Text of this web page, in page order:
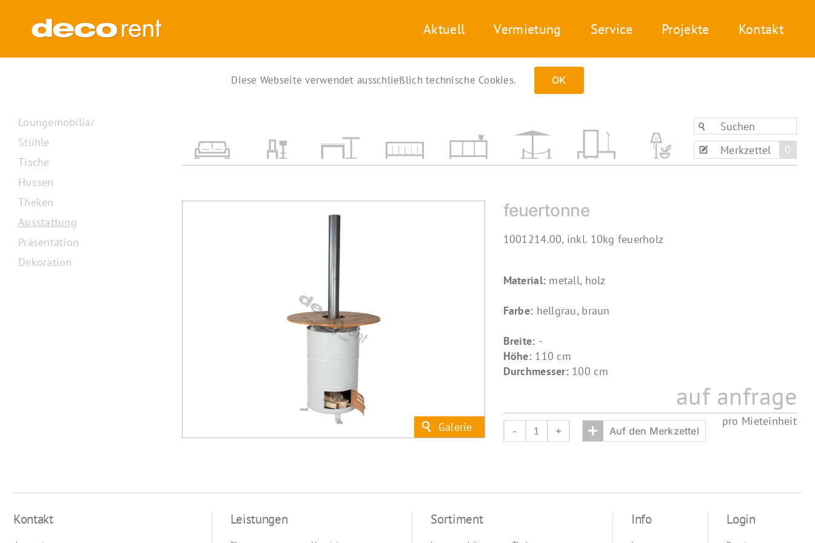
springen
Aktuell Vermietung Service Projekte Kontakt
Merkzettel 0
feuertonne
1001214.00, inkl. 10kg feuerholz
Material: metall, holz
Farbe: hellgrau, braun
Breite: -
Höhe: 110 cm
Durchmesser: 100 cm
auf anfrage
pro Mieteinheit
feuertonne + Auf den Merkzettel
Loungemobiliar
Stühle
Tische
Hussen
Theken
Ausstattung
Präsentation
Dekoration
Diese Webseite verwendet ausschließlich technische Cookies. OK
Kontakt Leistungen Sortiment Info Login